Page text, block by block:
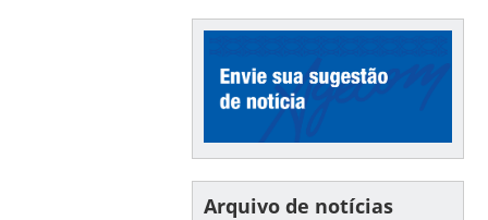
Arquivo de notícias